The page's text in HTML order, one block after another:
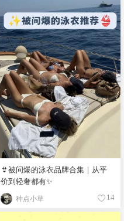
👙被问爆的泳衣品牌合集｜从平
价到轻奢都有✨
种点小草 14